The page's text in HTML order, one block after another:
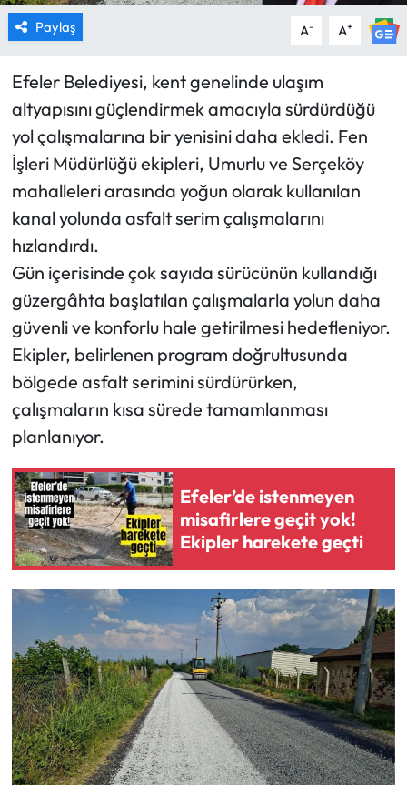
Paylaş A- A+
Efeler Belediyesi, kent genelinde ulaşım
altyapısını güçlendirmek amacıyla sürdürdüğü
yol çalışmalarına bir yenisini daha ekledi. Fen
İşleri Müdürlüğü ekipleri, Umurlu ve Serçeköy
mahalleleri arasında yoğun olarak kullanılan
kanal yolunda asfalt serim çalışmalarını
hızlandırdı.
Gün içerisinde çok sayıda sürücünün kullandığı
güzergâhta başlatılan çalışmalarla yolun daha
güvenli ve konforlu hale getirilmesi hedefleniyor.
Ekipler, belirlenen program doğrultusunda
bölgede asfalt serimini sürdürürken,
çalışmaların kısa sürede tamamlanması
planlanıyor.
Efeler’de istenmeyen
misafirlere geçit yok!
Ekipler harekete geçti
RESMİ İLANLAR
HABER İLAN